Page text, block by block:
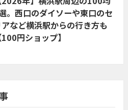
。西口のダイソーや東口のセ
アなど横浜駅からの行き方も
100円ショップ】